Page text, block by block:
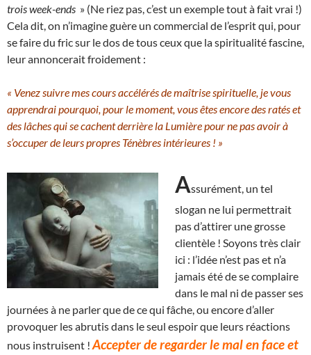
trois week-ends » (Ne riez pas, c’est un exemple tout à fait vrai !)
Cela dit, on n’imagine guère un commercial de l’esprit qui, pour
se faire du fric sur le dos de tous ceux que la spiritualité fascine,
leur annoncerait froidement :
« Venez suivre mes cours accélérés de maîtrise spirituelle, je vous
apprendrai pourquoi, pour le moment, vous êtes encore des ratés et
des lâches qui se cachent derrière la Lumière pour ne pas avoir à
s’occuper de leurs propres Ténèbres intérieures ! »
Assurément, un tel
slogan ne lui permettrait
pas d’attirer une grosse
clientèle ! Soyons très clair
ici : l’idée n’est pas et n’a
jamais été de se complaire
dans le mal ni de passer ses
journées à ne parler que de ce qui fâche, ou encore d’aller
provoquer les abrutis dans le seul espoir que leurs réactions
nous instruisent ! Accepter de regarder le mal en face et